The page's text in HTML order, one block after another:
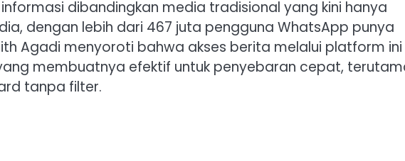
dibandingkan media tradisional yang kini hanya
dengan lebih dari 467 juta pengguna WhatsApp punya
Agadi menyoroti bahwa akses berita melalui platform ini
membuatnya efektif untuk penyebaran cepat,
tanpa filter.